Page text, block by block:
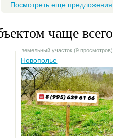
Посмотреть еще предложения
чаще
земельный участок (9 просмотров)
Новополье